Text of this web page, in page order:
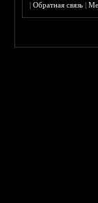
|Обратная связь |